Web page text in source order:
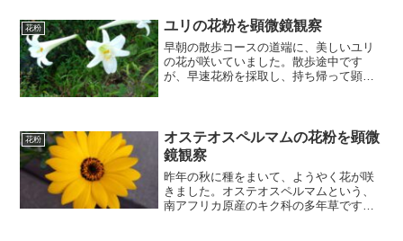
見かけない位暑いの...
花粉 ユリの花粉を顕微鏡観察
早朝の散歩コースの道端に、美しいユリ
の花が咲いていました。散歩途中です
が、早速花粉を採取し、持ち帰って顕微
（笑））スライドガラス上に採取し...
花粉
オステオスペルマムの花粉を顕微
鏡観察
昨年の秋に種をまいて、ようやく花が咲
きました。オステオスペルマムという、
南アフリカ原産のキク科の多年草です。